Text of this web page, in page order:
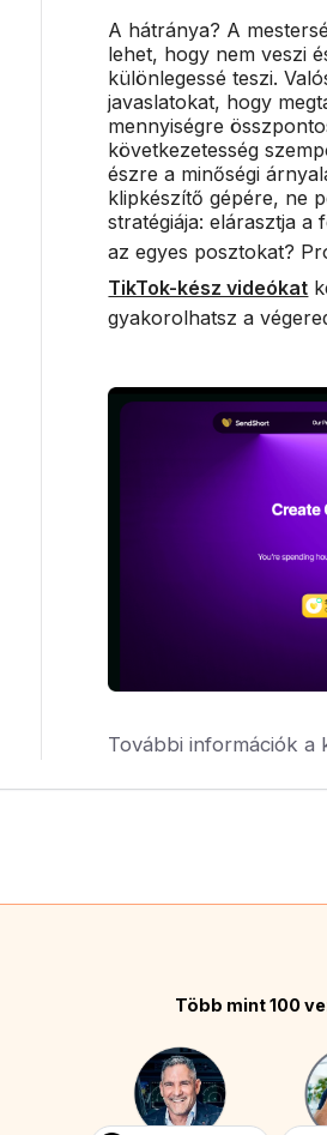
A hátránya? A
lehet, hogy nem veszi
különlegessé teszi.
javaslatokat, hogy
mennyiségre
következetesség
észre a minőségi
klipkészítő gépére, ne
stratégiája: elárasztja a
az egyes posztokat?
TikTok-kész videókat
gyakorolhatsz a
További információk
Több mint 100